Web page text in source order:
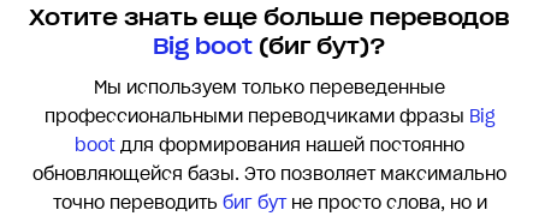
Хотите знать еще больше переводов
Big boot (биг бут)?
Мы используем только переведенные
профессиональными переводчиками фразы Big
boot для формирования нашей постоянно
обновляющейся базы. Это позволяет максимально
точно переводить биг бутне просто слова, но и